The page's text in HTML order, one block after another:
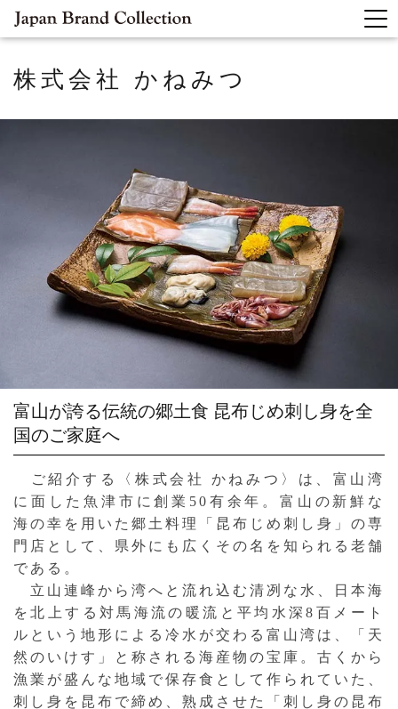
株式会社 かねみつ
富山が誇る伝統の郷土食 昆布じめ刺し身を全
国のご家庭へ
ご紹介する〈株式会社 かねみつ〉は、富山湾
に面した魚津市に創業50有余年。富山の新鮮な
海の幸を用いた郷土料理「昆布じめ刺し身」の専
門店として、県外にも広くその名を知られる老舗
である。
立山連峰から湾へと流れ込む清冽な水、日本海
を北上する対馬海流の暖流と平均水深8百メート
ルという地形による冷水が交わる富山湾は、「天
然のいけす」と称される海産物の宝庫。古くから
漁業が盛んな地域で保存食として作られていた、
刺し身を昆布で締め、熟成させた「刺し身の昆布